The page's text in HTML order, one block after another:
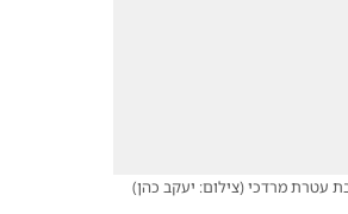
עטרת מרדכי(צילום: יעקב כהן)